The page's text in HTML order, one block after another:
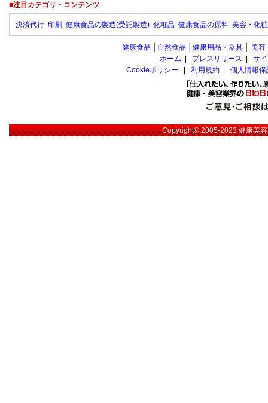
■注目カテゴリ・コンテンツ
決済代行 印刷 健康食品の製造(受託製造) 化粧品 健康食品の原料 美容・化
健康食品 自然食品 健康用品・器具 美容
ホーム
プレスリリース
サ
Cookieポリシー
利用規約 個人情報
Copyright© 2005-2023健康美